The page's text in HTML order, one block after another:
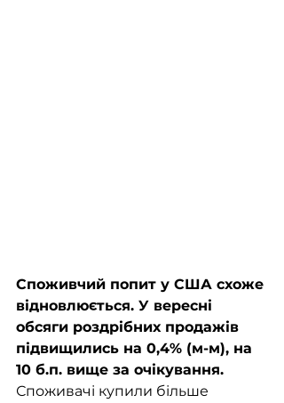
Споживчий попит у США схоже
відновлюється. У вересні
обсяги роздрібних продажів
підвищились на 0,4% (м-м), на
10 б.п. вище за очікування.
Споживачі купили більше